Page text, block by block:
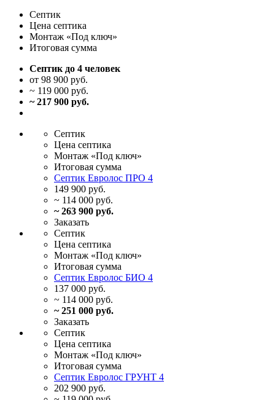
Септик
Цена септика
Монтаж «Под ключ»
Итоговая сумма
Септик до 4 человек
от 98 900 руб.
~ 119 000 руб.
~ 217 900 руб.
Септик
Цена септика
Монтаж «Под ключ»
Итоговая сумма
Септик Евролос ПРО 4
149 900 руб.
~ 114 000 руб.
~ 263 900 руб.
Заказать
Септик
Цена септика
Монтаж «Под ключ»
Итоговая сумма
Септик Евролос БИО 4
137 000 руб.
~ 114 000 руб.
~ 251 000 руб.
Заказать
Септик
Цена септика
Монтаж «Под ключ»
Итоговая сумма
Септик Евролос ГРУНТ 4
202 900 руб.